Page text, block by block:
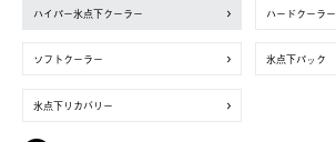
ハイパー氷点下クーラー ハードクーラー
ソフトクーラー 氷点下パック
氷点下リカバリー